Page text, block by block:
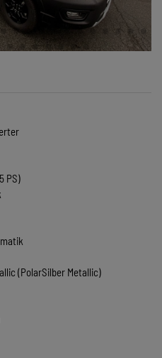
PS)
(PolarSilber Metallic)